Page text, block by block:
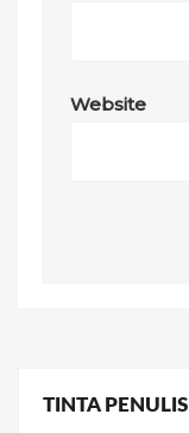
Website
TINTA PENULIS